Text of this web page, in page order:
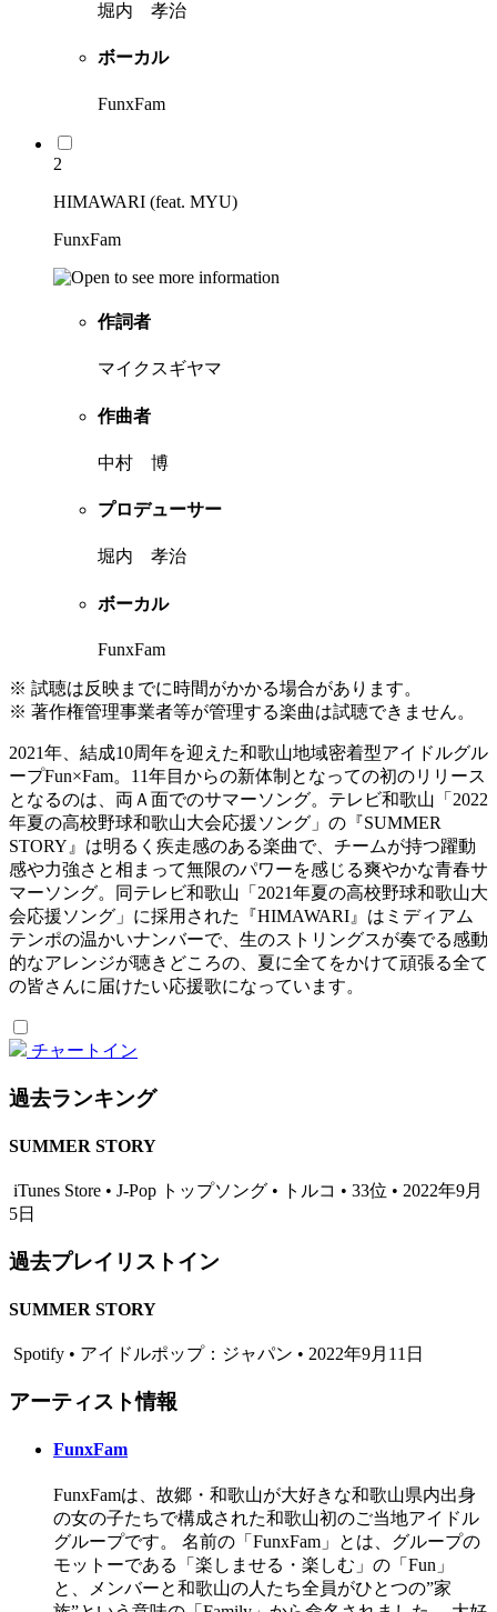
堀内 孝治
ボーカル
FunxFam
2
HIMAWARI (feat. MYU)
FunxFam
作詞者
マイクスギヤマ
作曲者
中村 博
プロデューサー
堀内 孝治
ボーカル
FunxFam
※ 試聴は反映までに時間がかかる場合があります。
※ 著作権管理事業者等が管理する楽曲は試聴できません。
2021年、結成10周年を迎えた和歌山地域密着型アイドルグル
ープFun×Fam。11年目からの新体制となっての初のリリース
となるのは、両Ａ面でのサマーソング。テレビ和歌山「2022
年夏の高校野球和歌山大会応援ソング」の『SUMMER
STORY』は明るく疾走感のある楽曲で、チームが持つ躍動
感や力強さと相まって無限のパワーを感じる爽やかな青春サ
マーソング。同テレビ和歌山「2021年夏の高校野球和歌山大
会応援ソング」に採用された『HIMAWARI』はミディアム
テンポの温かいナンバーで、生のストリングスが奏でる感動
的なアレンジが聴きどころの、夏に全てをかけて頑張る全て
の皆さんに届けたい応援歌になっています。
チャートイン
過去ランキング
SUMMER STORY
iTunes Store • J-Pop トップソング • トルコ • 33位 • 2022年9月
5日
過去プレイリストイン
SUMMER STORY
Spotify • アイドルポップ：ジャパン • 2022年9月11日
アーティスト情報
FunxFam
FunxFamは、故郷・和歌山が大好きな和歌山県内出身
の女の子たちで構成された和歌山初のご当地アイドル
グループです。 名前の「FunxFam」とは、グループの
モットーである「楽しませる・楽しむ」の「Fun」
と、メンバーと和歌山の人たち全員がひとつの”家